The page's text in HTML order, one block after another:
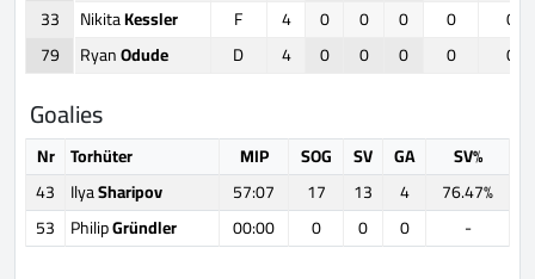
33
NikitaKessler F 4 0 0 0 0
0
79
RyanOdude D 4 0 0 0 0 0
Goalies
Nr Torhüter MIP SOG SV GA
SV%
43 IlyaSharipov 57:07 17 13 4
76.47%
53 PhilipGründler 00:00 0 0 0 -